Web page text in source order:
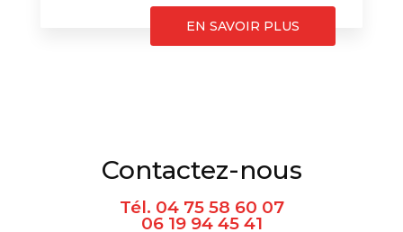
EN SAVOIR PLUS
Contactez-nous
Tél. 04 75 58 60 07
06 19 94 45 41